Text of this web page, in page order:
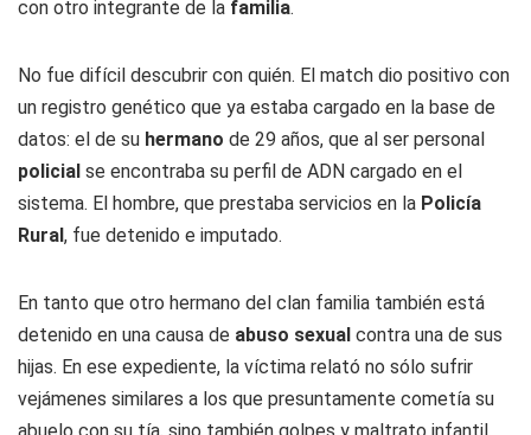
con otro integrante de la familia.
No fue difícil descubrir con quién. El match dio positivo con
un registro genético que ya estaba cargado en la base de
datos: el de su hermano de 29 años, que al ser personal
policial se encontraba su perfil de ADN cargado en el
sistema. El hombre, que prestaba servicios en la Policía
Rural, fue detenido e imputado.
En tanto que otro hermano del clan familia también está
detenido en una causa de abuso sexual contra una de sus
hijas. En ese expediente, la víctima relató no sólo sufrir
vejámenes similares a los que presuntamente cometía su